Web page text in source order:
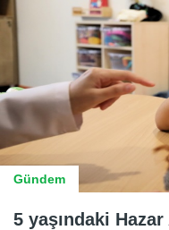
Gündem
5 yaşındaki